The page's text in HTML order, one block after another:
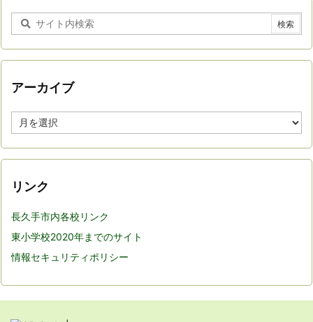
アーカイブ
ー
イ
リンク
長久手市内各校リンク
東小学校2020年までのサイト
情報セキュリティポリシー